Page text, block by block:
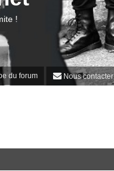
du forum Nous contacter
!